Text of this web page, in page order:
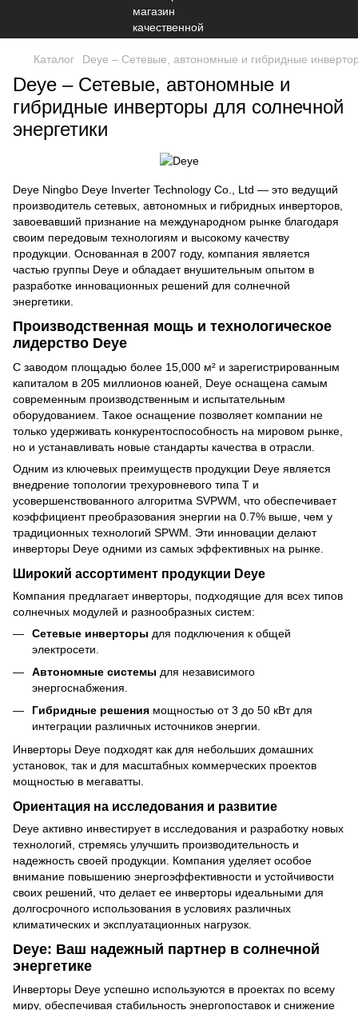
Каталог Deye – Сетевые, автономные и гибридные
Deye – Сетевые, автономные и
гибридные инверторы для солнечной
энергетики
Deye Ningbo Deye Inverter Technology Co., Ltd — это ведущий
производитель сетевых, автономных и гибридных инверторов,
завоевавший признание на международном рынке благодаря
своим передовым технологиям и высокому качеству
продукции. Основанная в 2007 году, компания является
частью группы Deye и обладает внушительным опытом в
разработке инновационных решений для солнечной
энергетики.
Производственная мощь и технологическое
лидерство Deye
С заводом площадью более 15,000 м² и зарегистрированным
капиталом в 205 миллионов юаней, Deye оснащена самым
современным производственным и испытательным
оборудованием. Такое оснащение позволяет компании не
только удерживать конкурентоспособность на мировом рынке,
но и устанавливать новые стандарты качества в отрасли.
Одним из ключевых преимуществ продукции Deye является
внедрение топологии трехуровневого типа T и
усовершенствованного алгоритма SVPWM, что обеспечивает
коэффициент преобразования энергии на 0.7% выше, чем у
традиционных технологий SPWM. Эти инновации делают
инверторы Deye одними из самых эффективных на рынке.
Широкий ассортимент продукции Deye
Компания предлагает инверторы, подходящие для всех типов
солнечных модулей и разнообразных систем:
Сетевые инверторы для подключения к общей
электросети.
Автономные системы для независимого
энергоснабжения.
Гибридные решения мощностью от 3 до 50 кВт для
интеграции различных источников энергии.
Инверторы Deye подходят как для небольших домашних
установок, так и для масштабных коммерческих проектов
мощностью в мегаватты.
Ориентация на исследования и развитие
Deye активно инвестирует в исследования и разработку новых
технологий, стремясь улучшить производительность и
надежность своей продукции. Компания уделяет особое
внимание повышению энергоэффективности и устойчивости
своих решений, что делает ее инверторы идеальными для
долгосрочного использования в условиях различных
климатических и эксплуатационных нагрузок.
Deye: Ваш надежный партнер в солнечной
энергетике
Инверторы Deye успешно используются в проектах по всему
миру, обеспечивая стабильность энергопоставок и снижение